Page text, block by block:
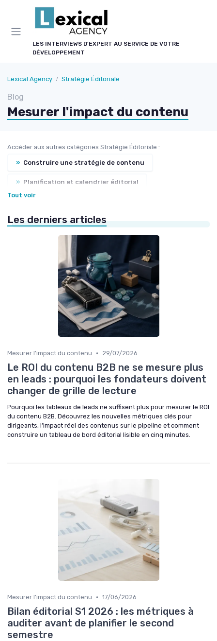
LES INTERVIEWS D'EXPERT AU SERVICE DE VOTRE
DÉVELOPPEMENT
Lexical Agency Stratégie Éditoriale
Blog
Mesurer l'impact du contenu
Accéder aux autres catégories Stratégie Éditoriale :
» Construire une stratégie de contenu
» Planification et calendrier éditorial
» Formats et canaux de diffusion
Tout voir
Les derniers articles
Mesurer l'impact du contenu • 29/07/2026
Le ROI du contenu B2B ne se mesure plus
en leads : pourquoi les fondateurs doivent
changer de grille de lecture
Pourquoi les tableaux de leads ne suffisent plus pour mesurer le ROI
du contenu B2B. Découvrez les nouvelles métriques clés pour
dirigeants, l’impact réel des contenus sur le pipeline et comment
construire un tableau de bord éditorial lisible en cinq minutes.
Mesurer l'impact du contenu • 17/06/2026
Bilan éditorial S1 2026 : les métriques à
auditer avant de planifier le second
semestre
Panneau de gestion des cookies